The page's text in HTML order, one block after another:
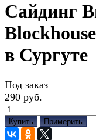
Сайдинг
в Сургуте
Под заказ
290 руб.
Купить Примерить